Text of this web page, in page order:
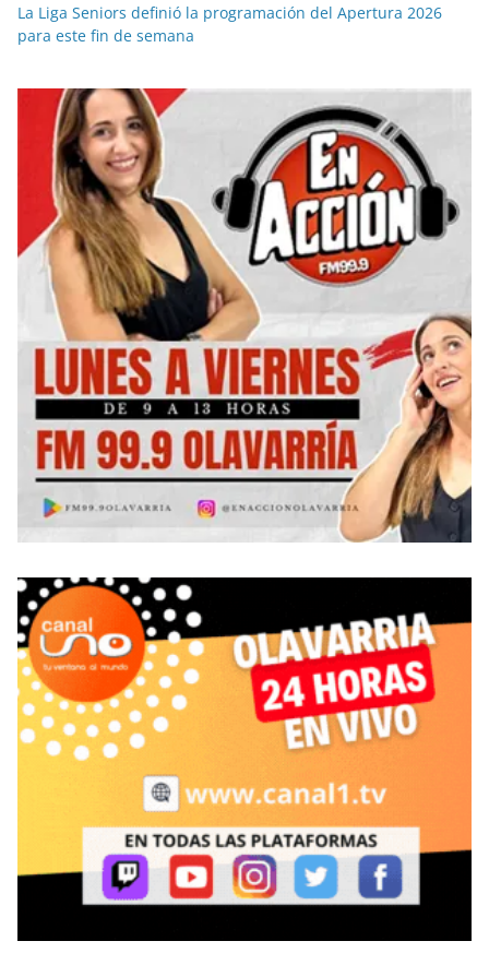
La Liga Seniors definió la programación del Apertura 2026
para este fin de semana